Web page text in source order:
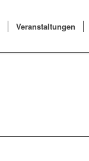
Veranstaltungen